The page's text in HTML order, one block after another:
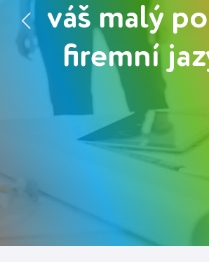
Čeština
Deutsch
Українська
váš malý
firemní